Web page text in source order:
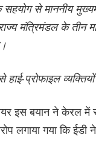
से माननीय
मंत्रिमंडल के तीन
हाई-प्रोफाइल
इस बयान ने केरल में
लगाया गया कि ईडी